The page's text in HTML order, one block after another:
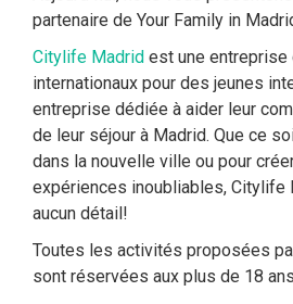
partenaire de Your Family in
Citylife Madrid est une entreprise
internationaux pour des jeunes
entreprise dédiée à aider leur
de leur séjour à Madrid. Que ce
dans la nouvelle ville ou pour
expériences inoubliables, Citylife
aucun détail!
Toutes les activités proposées
sont réservées aux plus de 18